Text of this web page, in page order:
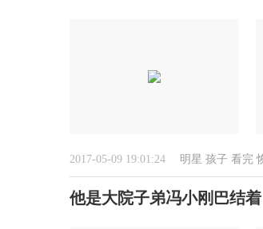
2017-05-09 19:01:24 明星 孩子 看完
他是大院子弟冯小刚巴结